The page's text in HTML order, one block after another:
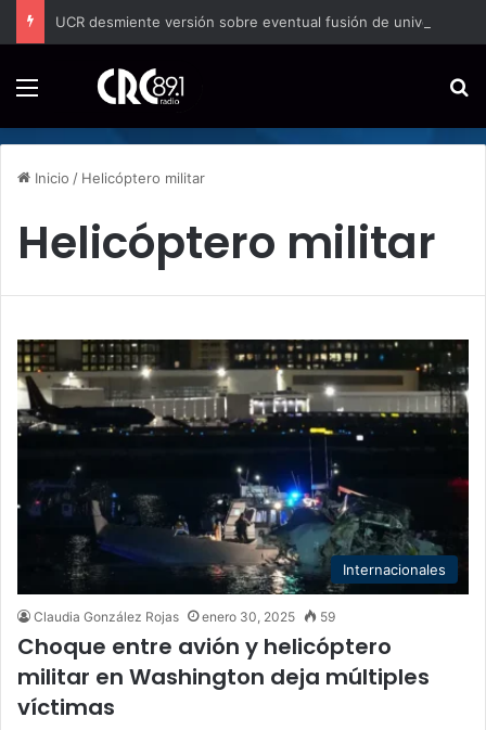
Inicio / Helicóptero militar
Helicóptero militar
Internacionales
Claudia González Rojas enero 30, 2025 59
Choque entre avión y helicóptero
militar en Washington deja múltiples
víctimas